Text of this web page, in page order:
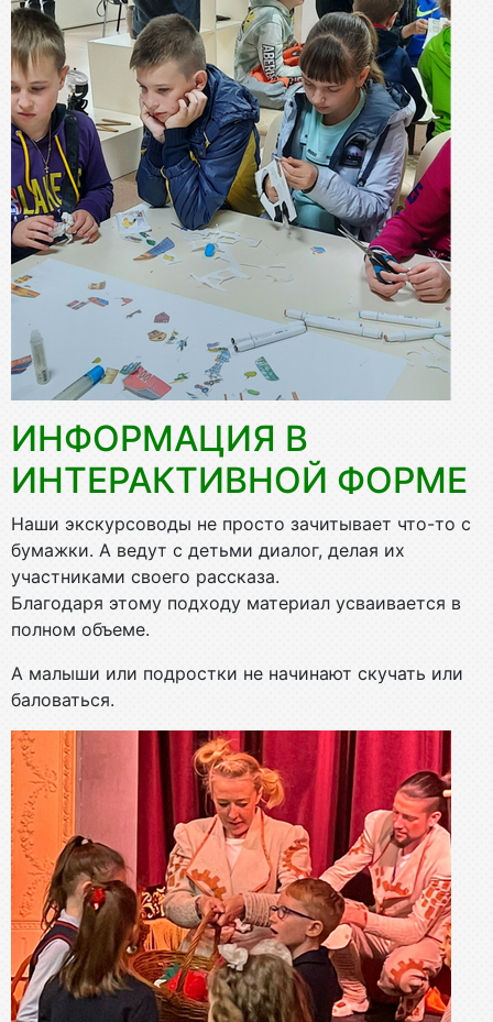
ИНФОРМАЦИЯ В
ИНТЕРАКТИВНОЙ ФОРМЕ
Наши экскурсоводы не просто зачитывает что-то с
бумажки. А ведут с детьми диалог, делая их
участниками своего рассказа.
Благодаря этому подходу материал усваивается в
полном объеме.
А малыши или подростки не начинают скучать или
баловаться.